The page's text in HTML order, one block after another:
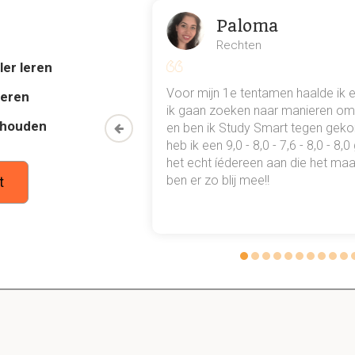
heb je verschillende soorten motoren. 1 van
Benoem de 5 componenten welke in een
de stator
leren
mn
een heel
gewoon
Paloma
Rechten
Voor mijn 1e tentamen haalde ik
ik gaan zoeken naar manieren
en ben ik Study Smart tegen
heb ik een 9,0 - 8,0 - 7,6 - 8,0 -
het echt íédereen aan die het
ben er zo blij mee!!